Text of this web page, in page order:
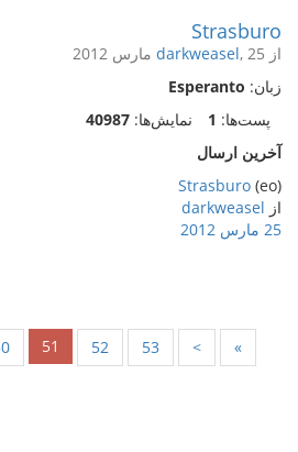
Strasburo
از darkweasel, 25 مارس 2012
زبان: Esperanto
پست‌ها: 1 نمایش‌ها: 40987
آخرین ارسال
(eo)
Strasburo
از darkweasel
25 مارس 2012
51 52 53 > »